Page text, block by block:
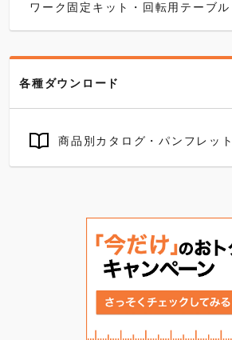
ワーク固定キット・回転用テーブル
各種ダウンロード
商品別カタログ・パンフレット